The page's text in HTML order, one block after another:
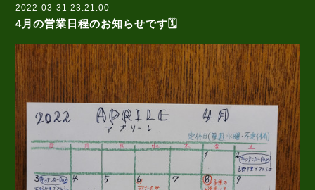
2022-03-31 23:21:00
4月の営業日程のお知らせです🗓️